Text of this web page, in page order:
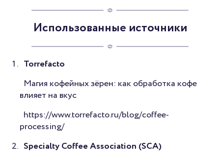
Использованные источники
Torrefacto
Магия кофейных зёрен: как обработка кофе
влияет на вкус
https://www.torrefacto.ru/blog/coffee-
processing/
Specialty Coffee Association (SCA)